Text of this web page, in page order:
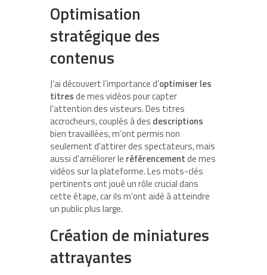
Optimisation
stratégique des
contenus
J’ai découvert l’importance d’optimiser les
titresde mes vidéos pour capter
l’attention des visteurs. Des titres
accrocheurs, couplés à des descriptions
bien travaillées, m’ont permis non
seulement d’attirer des spectateurs, mais
aussi d’améliorer le référencementde mes
vidéos sur la plateforme. Les mots-clés
pertinents ont joué un rôle crucial dans
cette étape, car ils m’ont aidé à atteindre
un public plus large.
Création de miniatures
attrayantes